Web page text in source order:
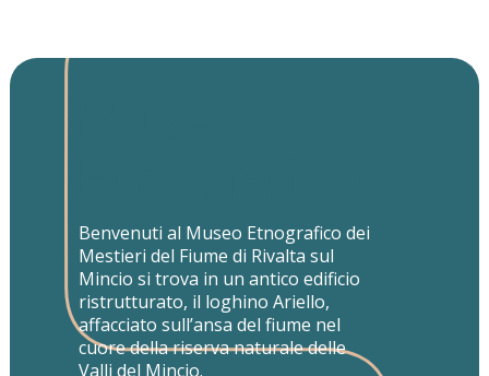
Benvenuti al Museo Etnografico dei
Mestieri del Fiume di Rivalta sul
Mincio si trova in un antico edificio
ristrutturato, il loghino Ariello,
affacciato sull’ansa del fiume nel
cuore della riserva naturale delle
Valli del Mincio.